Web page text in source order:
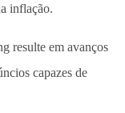
inflação.
resulte em avanços
capazes de